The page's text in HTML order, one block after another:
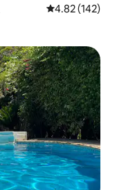
レビュー142
4.82 (142)